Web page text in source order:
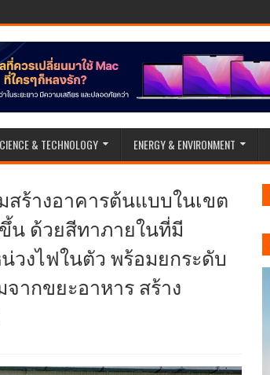
& TECHNOLOGY ENERGY & ENVIRONMENT
สร้างอาคารต้นแบบในเขต
น ด้วยสีทาภายในที่มี
งไฟในตัว พร้อมยกระดับ
ากขยะอาหาร สร้าง